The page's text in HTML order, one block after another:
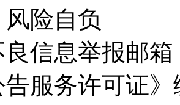
风险自负
信息举报邮箱
告服务许可证